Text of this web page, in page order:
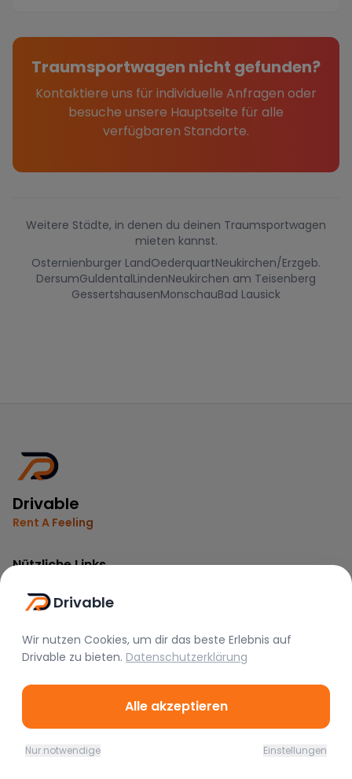
Traumsportwagen nicht gefunden?
Kontaktiere uns für individuelle Anfragen oder
besuche unsere Hauptseite für alle
verfügbaren Standorte.
Weitere Städte, in denen du deinen Traumsportwagen
mieten kannst.
Osternienburger LandOederquartNeukirchen/Erzgeb.
DersumGuldentalLindenNeukirchen am Teisenberg
GessertshausenMonschauBad Lausick
Drivable
Rent A Feeling
Nützliche Links
Vermieter werden
Instagram
TikTok
Nutzungsbedingungen
Datenschutz
Drivable
Wir nutzen Cookies, um dir das beste Erlebnis auf
Drivable zu bieten. Datenschutzerklärung
Alle akzeptieren
Nur notwendige Einstellungen